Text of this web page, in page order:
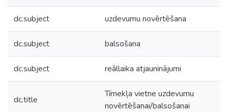
dc.subject uzdevumu novērtēšana
dc.subject balsošana
dc.subject reāllaika atjauninājumi
dc.title
Tīmekļa vietne uzdevumu
novērtēšanai/balsošanai